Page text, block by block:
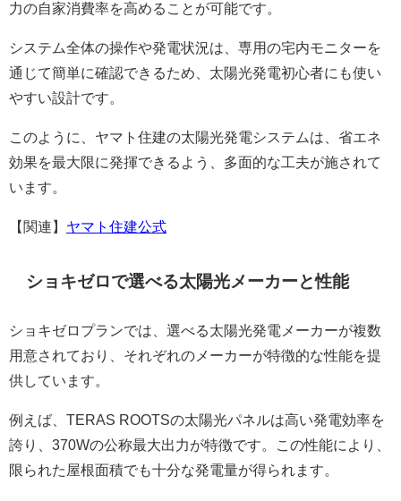
力の自家消費率を高めることが可能です。
システム全体の操作や発電状況は、専用の宅内モニターを
通じて簡単に確認できるため、太陽光発電初心者にも使い
やすい設計です。
このように、ヤマト住建の太陽光発電システムは、省エネ
効果を最大限に発揮できるよう、多面的な工夫が施されて
います。
【関連】 ヤマト住建公式
ショキゼロで選べる太陽光メーカーと性能
ショキゼロプランでは、選べる太陽光発電メーカーが複数
用意されており、それぞれのメーカーが特徴的な性能を提
供しています。
例えば、TERAS ROOTSの太陽光パネルは高い発電効率を
誇り、370Wの公称最大出力が特徴です。この性能により、
限られた屋根面積でも十分な発電量が得られます。